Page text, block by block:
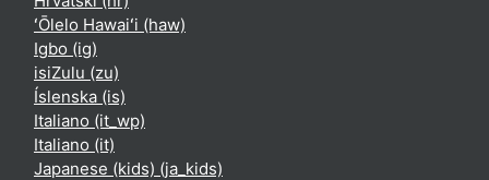
ʻŌlelo Hawaiʻi ‎(haw)‎
Igbo ‎(ig)‎
isiZulu ‎(zu)‎
Íslenska ‎(is)‎
Italiano ‎(it_wp)‎
Italiano ‎(it)‎
Japanese (kids) ‎(ja_kids)‎